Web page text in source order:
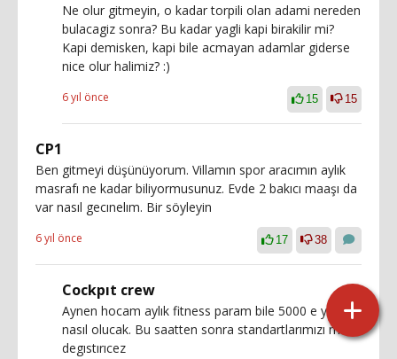
Ne olur gitmeyin, o kadar torpili olan adami nereden
bulacagiz sonra? Bu kadar yagli kapi birakilir mi?
Kapi demisken, kapi bile acmayan adamlar giderse
nice olur halimiz? :)
6 yıl önce 15 15
CP1
Ben gitmeyi düşünüyorum. Villamın spor aracımın aylık
masrafı ne kadar biliyormusunuz. Evde 2 bakıcı maaşı da
var nasıl gecınelım. Bir söyleyin
6 yıl önce 17 38
Cockpıt crew
Aynen hocam aylık fitness param bile 5000 e yakın
nasıl olucak. Bu saatten sonra standartlarımızı mı
degıstırıcez